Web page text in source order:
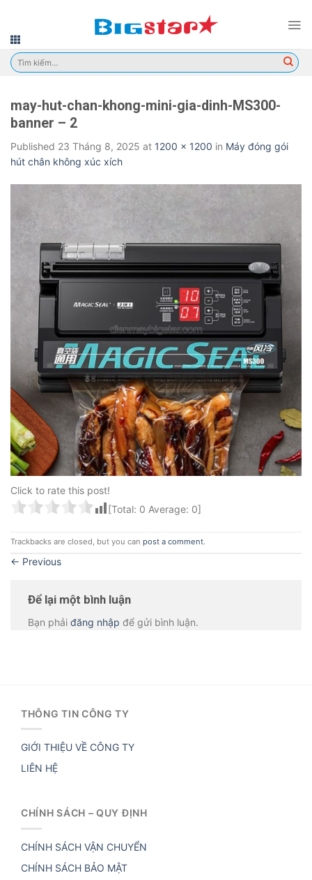
content
Tìm
kiếm:
may-hut-chan-khong-mini-gia-dinh-MS300-
banner – 2
Published 23 Tháng 8, 2025 at 1200 × 1200 in Máy đóng gói
hút chân không xúc xích
Click to rate this post!
[Total: 0 Average: 0]
Trackbacks are closed, but you can post a comment.
← Previous
Để lại một bình luận
Bạn phải đăng nhập để gửi bình luận.
THÔNG TIN CÔNG TY
GIỚI THIỆU VỀ CÔNG TY
LIÊN HỆ
CHÍNH SÁCH – QUY ĐỊNH
CHÍNH SÁCH VẬN CHUYỂN
CHÍNH SÁCH BẢO MẬT